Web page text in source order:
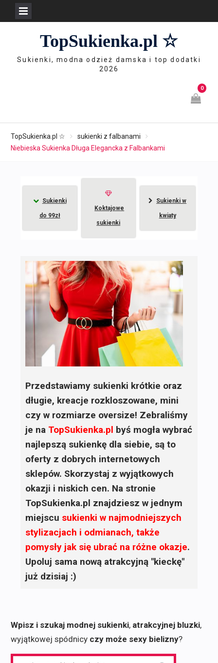
TopSukienka.pl ☆
Sukienki, modna odzież damska i top dodatki
2026
0
TopSukienka.pl ☆
sukienki z falbanami
Niebieska Sukienka Długa Elegancka z Falbankami
Sukienki
do 99zł
Koktajowe
sukienki
Sukienki w
kwiaty
Przedstawiamy sukienki krótkie oraz
długie, kreacje rozkloszowane, mini
czy w rozmiarze oversize! Zebraliśmy
je na TopSukienka.pl byś mogła wybrać
najlepszą sukienkę dla siebie, są to
oferty z dobrych internetowych
sklepów. Skorzystaj z wyjątkowych
okazji i niskich cen. Na stronie
TopSukienka.pl znajdziesz w jednym
miejscu sukienki w najmodniejszych
stylizacjach i odmianach, także
pomysły jak się ubrać na różne okazje.
Upoluj sama nową atrakcyjną "kieckę"
już dzisiaj :)
Wpisz i szukaj modnej sukienki, atrakcyjnej bluzki,
wyjątkowej spódnicy czy może sexy bielizny?